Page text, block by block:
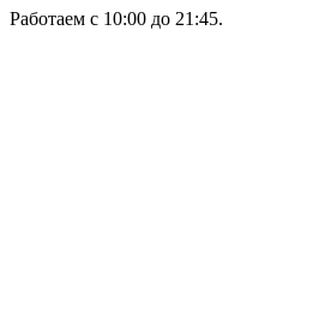
Работаем с 10:00 до 21:45.